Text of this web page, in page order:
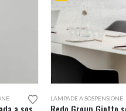
Questo prodotto ha più varianti. Le opzioni possono essere scelte nella pagina del prodotto
LAMPADE A SOSPENSIONE